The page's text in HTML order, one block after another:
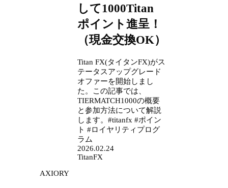
して1000Titan
ポイント進呈！
（現金交換OK）
Titan FX(タイタンFX)がス
テータスアップグレード
オファーを開始しまし
た。この記事では、
TIERMATCH1000の概要
と参加方法について解説
します。#titanfx #ポイン
ト #ロイヤリティプログ
ラム
2026.02.24
TitanFX
AXIORY